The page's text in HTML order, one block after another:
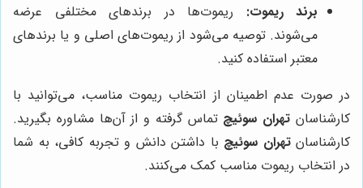
برند ریموت: ریموت‌ها در برندهای مختلفی عرضه
می‌شوند. توصیه می‌شود از ریموت‌های اصلی و یا برندهای
معتبر استفاده کنید.
در صورت عدم اطمینان از انتخاب ریموت مناسب، می‌توانید با
کارشناسان تهران سوئیچ تماس گرفته و از آن‌ها مشاوره بگیرید.
کارشناسانتهران سوئیچ با داشتن دانش و تجربه کافی، به شما
در انتخاب ریموت مناسب کمک می‌کنند.